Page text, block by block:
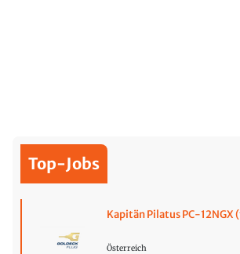
Top-Jobs
Kapitän Pilatus PC-
Österreich